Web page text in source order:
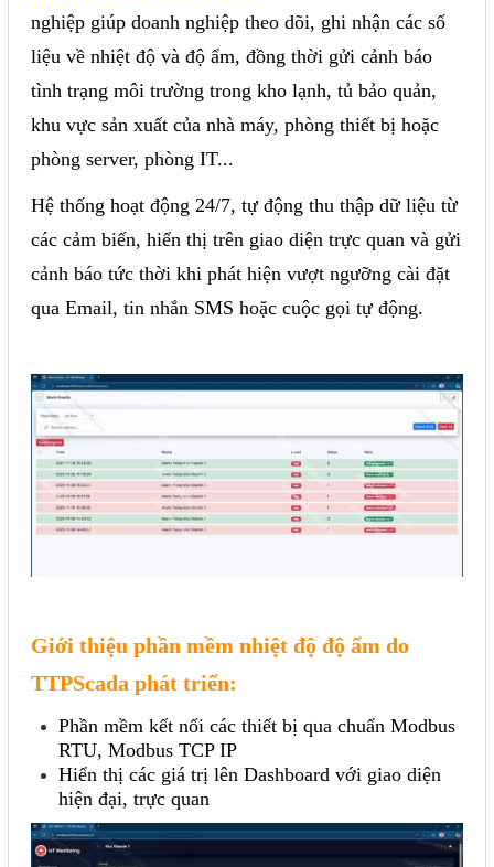
nghiệp giúp doanh nghiệp theo dõi, ghi nhận các số
liệu về nhiệt độ và độ ẩm, đồng thời gửi cảnh báo
tình trạng môi trường trong kho lạnh, tủ bảo quản,
khu vực sản xuất của nhà máy, phòng thiết bị hoặc
phòng server, phòng IT...
Hệ thống hoạt động 24/7, tự động thu thập dữ liệu từ
các cảm biến, hiển thị trên giao diện trực quan và gửi
cảnh báo tức thời khi phát hiện vượt ngưỡng cài đặt
qua Email, tin nhắn SMS hoặc cuộc gọi tự động.
Giới thiệu phần mềm nhiệt độ độ ẩm do
TTPScada phát triển:
Phần mềm kết nối các thiết bị qua chuẩn Modbus
RTU, Modbus TCP IP
Hiển thị các giá trị lên Dashboard với giao diện
hiện đại, trực quan